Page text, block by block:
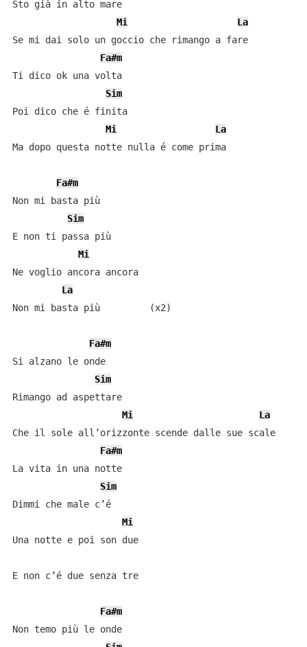
Sto già in alto mare
Mi
La
Se mi dai solo un goccio che rimango a fare
Fa#m
Ti dico ok una volta
Sim
Poi dico che é finita
Mi
La
Ma dopo questa notte nulla é come prima
Fa#m
Non mi basta più
Sim
E non ti passa più
Mi
Ne voglio ancora ancora
La
Non mi basta più         (x2)
Fa#m
Si alzano le onde
Sim
Rimango ad aspettare
Mi
La
Che il sole all’orizzonte scende dalle sue scale
Fa#m
La vita in una notte
Sim
Dimmi che male c’é
Mi
Una notte e poi son due
E non c’é due senza tre
Fa#m
Non temo più le onde